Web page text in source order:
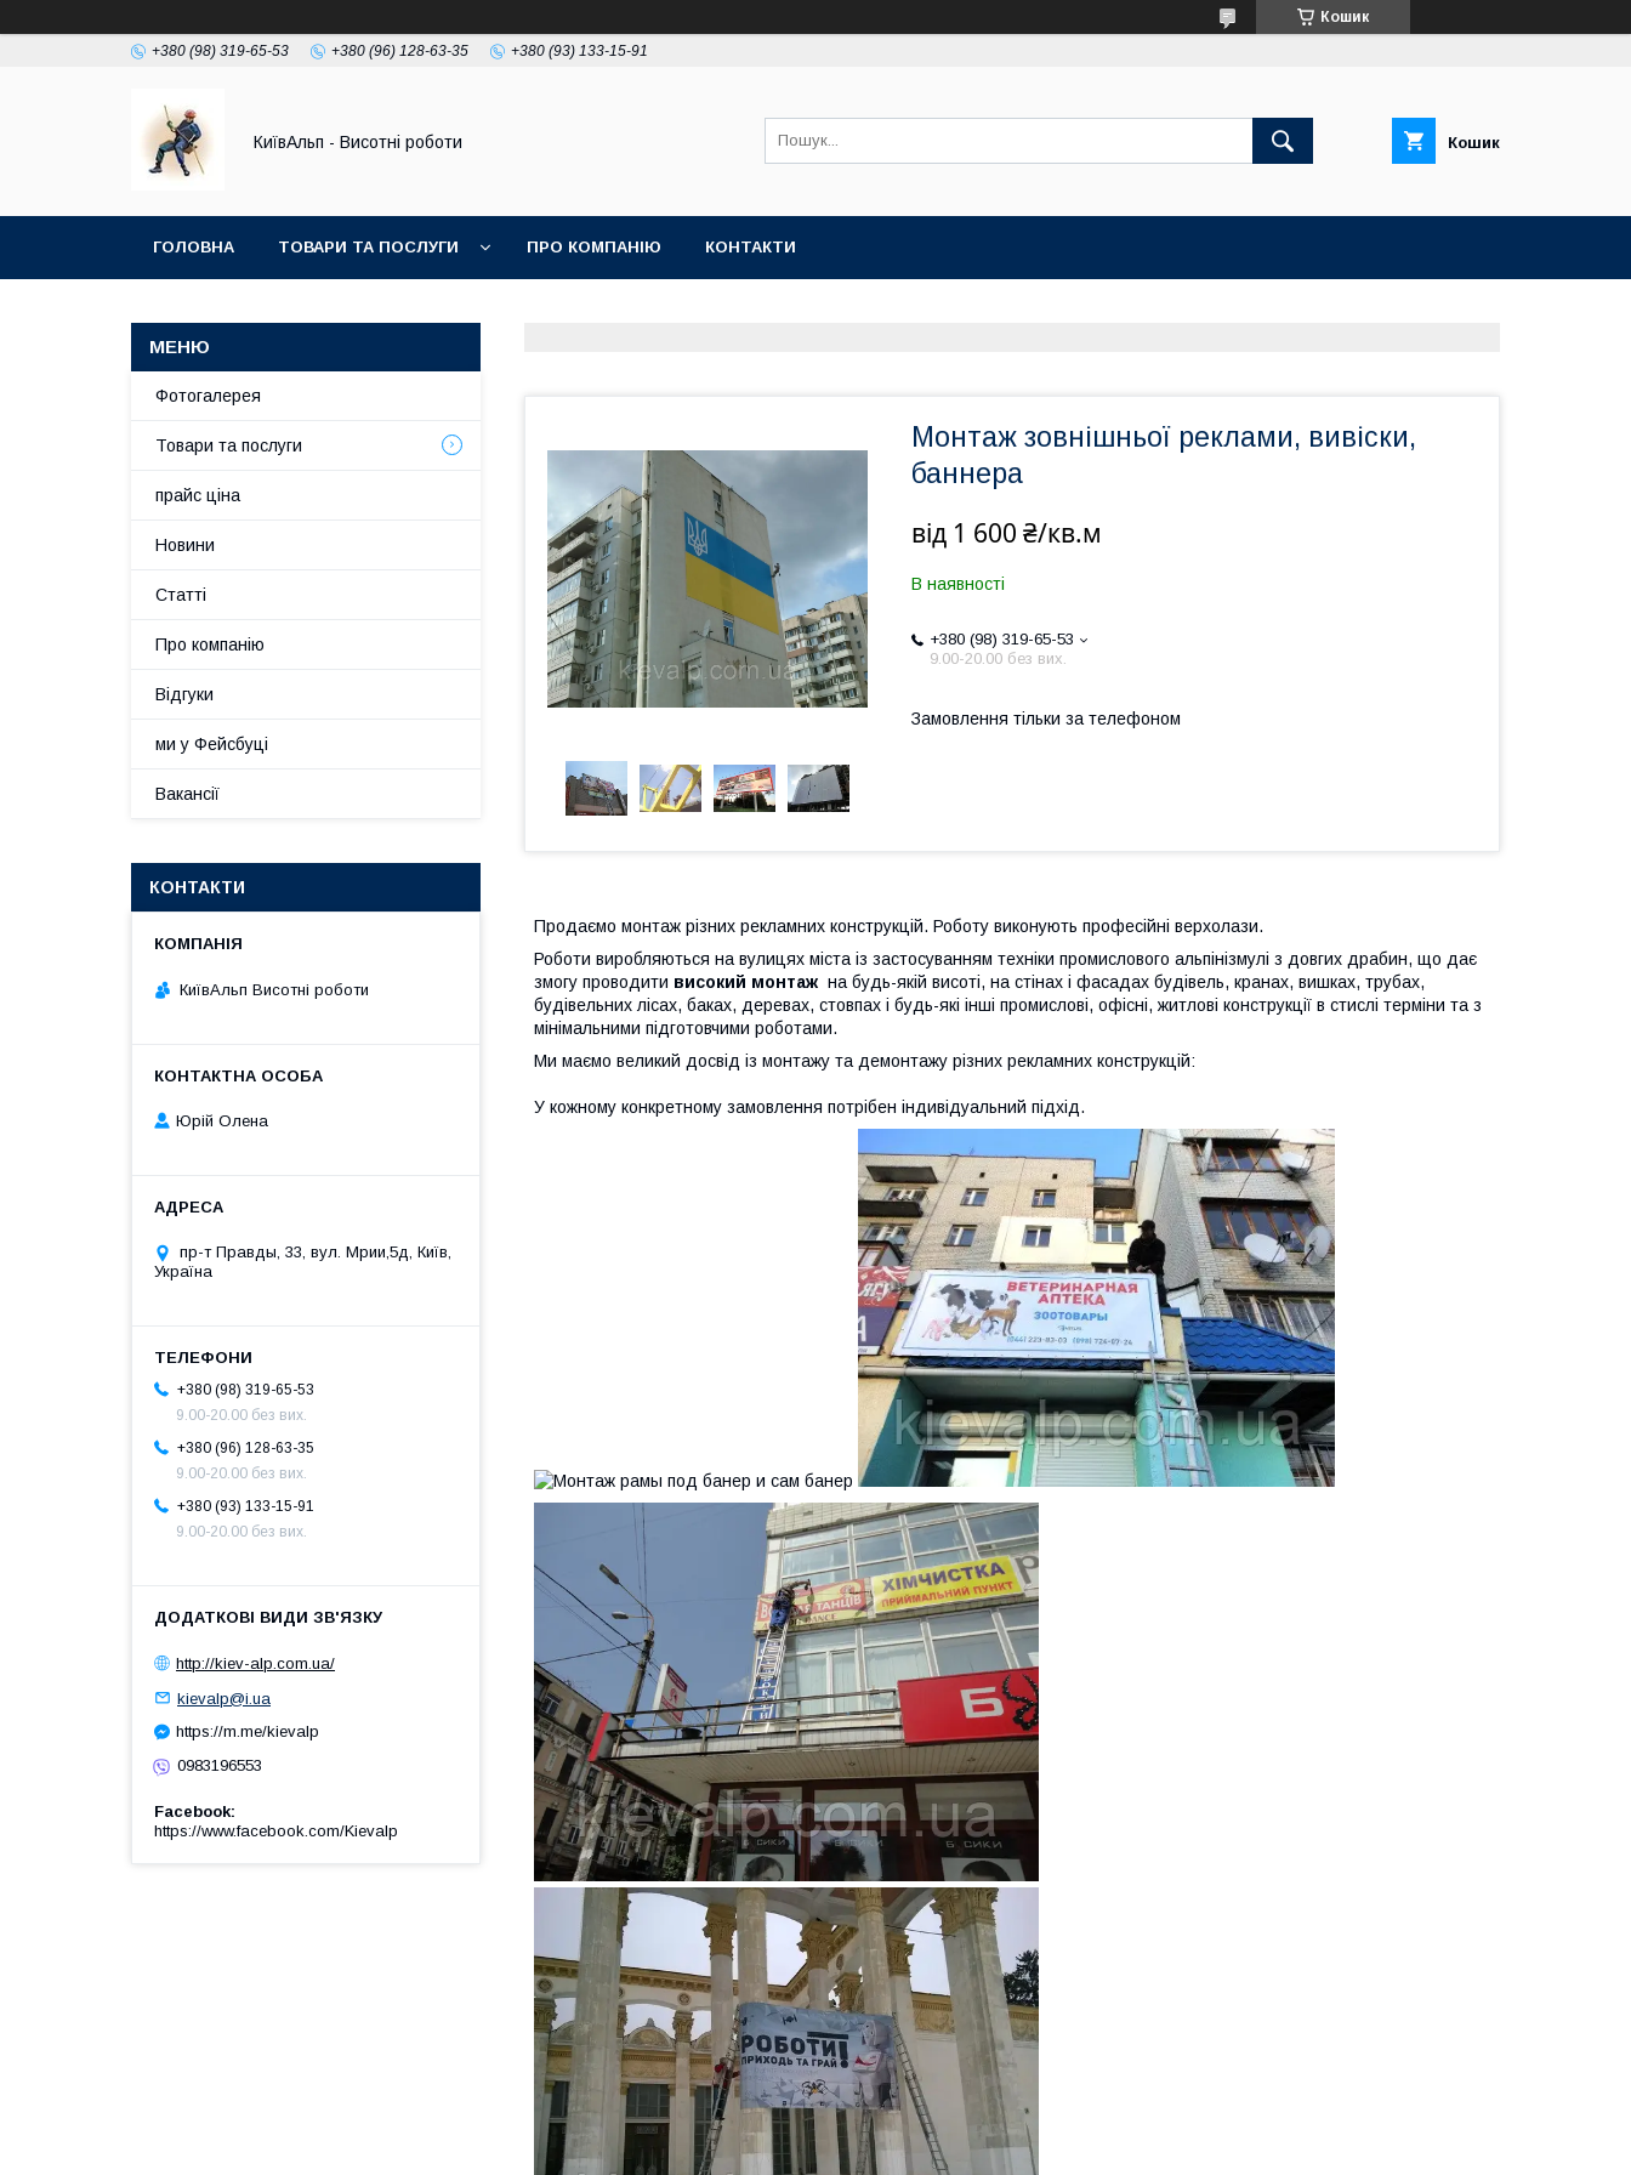
Кошик
+380 (98) 319-65-53 +380 (96) 128-63-35 +380 (93) 133-15-91
КиївАльп - Висотні роботи Кошик
ГОЛОВНА ТОВАРИ ТА ПОСЛУГИ ПРО КОМПАНІЮ КОНТАКТИ
Монтаж зовнішньої реклами, вивіски,
баннера
від 1 600 ₴/кв.м
В наявності
+380 (98) 319-65-53
9.00-20.00 без вих.
Замовлення тільки за телефоном
Продаємо монтаж різних рекламних конструкцій. Роботу виконують професійні верхолази.
Роботи виробляються на вулицях міста із застосуванням техніки промислового альпінізмулі з довгих драбин, що дає
змогу проводити високий монтаж на будь-якій висоті, на стінах і фасадах будівель, кранах, вишках, трубах,
будівельних лісах, баках, деревах, стовпах і будь-які інші промислові, офісні, житлові конструкції в стислі терміни та з
мінімальними підготовчими роботами.
Ми маємо великий досвід із монтажу та демонтажу різних рекламних конструкцій:
У кожному конкретному замовлення потрібен індивідуальний підхід.
Фотогалерея
Товари та послуги
прайс ціна
Новини
Статті
Про компанію
Відгуки
ми у Фейсбуці
Вакансії
КОНТАКТИ
КиївАльп Висотні роботи
Юрій Олена
пр-т Правды, 33, вул. Мрии,5д, Київ,
Україна
+380 (98) 319-65-53
9.00-20.00 без вих.
+380 (96) 128-63-35
9.00-20.00 без вих.
+380 (93) 133-15-91
9.00-20.00 без вих.
http://kiev-alp.com.ua/
kievalp@i.ua
https://m.me/kievalp
0983196553
Facebook
https://www.facebook.com/Kievalp